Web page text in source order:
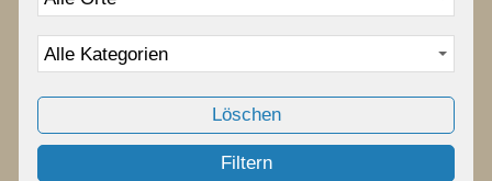
Vorstand
Löschen
Filtern